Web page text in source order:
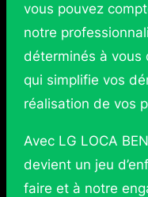
vous pouvez
notre
déterminés à vous
qui simplifie vos
réalisation de vos
Avec LG LOCA
devient un jeu
faire et à notre